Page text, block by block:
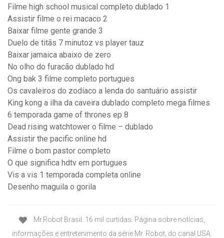
Filme high school musical completo dublado 1
Assistir filme o rei macaco 2
Baixar filme gente grande 3
Duelo de titãs 7 minutoz vs player tauz
Baixar jamaica abaixo de zero
No olho do furacão dublado hd
Ong bak 3 filme completo portugues
Os cavaleiros do zodíaco a lenda do santuário assistir
King kong a ilha da caveira dublado completo mega filmes
6 temporada game of thrones ep 8
Dead rising watchtower o filme – dublado
Assistir the pacific online hd
Filme o bom pastor completo
O que significa hdtv em portugues
Vis a vis 1 temporada completa online
Desenho maguila o gorila
Mr.Robot Brasil. 16 mil curtidas. Página sobre notícias,
informações e entretenimento da série Mr. Robot, do canal USA.